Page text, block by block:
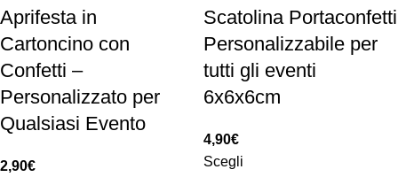
Aprifesta in
Cartoncino con
Confetti –
Personalizzato per
Qualsiasi Evento
2,90€
Scatolina Portaconfetti
Personalizzabile per
tutti gli eventi
6x6x6cm
4,90€
Scegli